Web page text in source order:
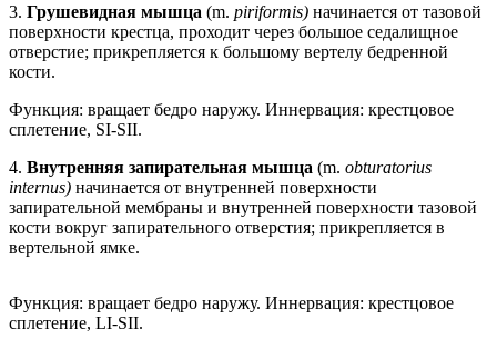
3. Грушевидная мышца (m. piriformis) начинается от тазовой
поверхности крестца, проходит через большое седалищное
отверстие; прикрепляется к большому вертелу бедренной
кости.
Функция: вращает бедро наружу. Иннервация: крестцовое
сплетение, SI-SII.
4. Внутренняя запирательная мышца (m. obturatorius
internus) начинается от внутренней поверхности
запирательной мембраны и внутренней поверхности тазовой
кости вокруг запирательного отверстия; прикрепляется в
вертельной ямке.
Функция: вращает бедро наружу. Иннервация: крестцовое
сплетение, LI-SII.